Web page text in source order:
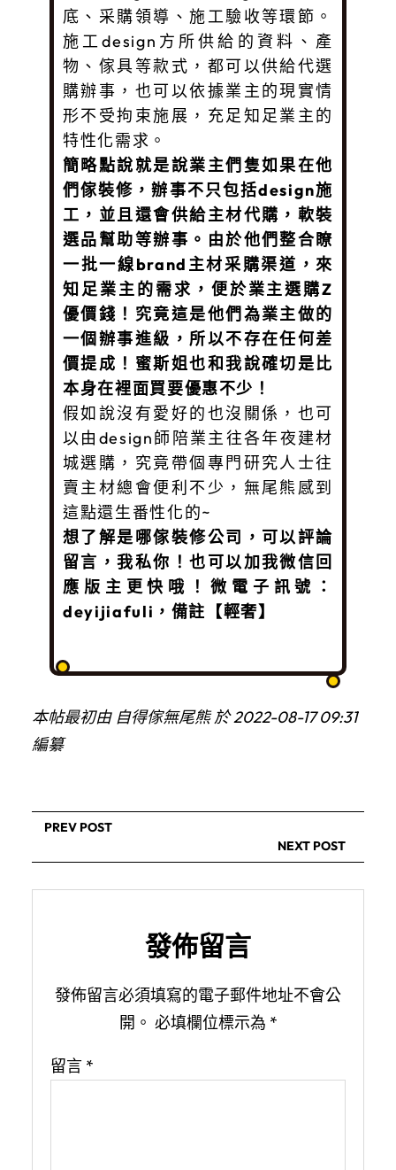
底、采購領導、施工驗收等環節。
施工design方所供給的資料、產
物、傢具等款式，都可以供給代選
購辦事，也可以依據業主的現實情
形不受拘束施展，充足知足業主的
特性化需求 。
簡略點說就是說業主們隻如果在他
們傢裝修，辦事不只包括design施
工，並且還會供給主材代購，軟裝
選品幫助等辦事。由於他們整合瞭
一批一線brand主材采購渠道，來
知足業主的需求，便於業主選購Z
優價錢！究竟這是他們為業主做的
一個辦事進級，所以不存在任何差
價提成！蜜斯姐也和我說確切是比
本身在裡面買要優惠不少！
假如說沒有愛好的也沒關係，也可
以由design師陪業主往各年夜建材
城選購，究竟帶個專門研究人士往
賣主材總會便利不少，無尾熊感到
這點還生番性化的~
想了解是哪傢裝修公司， 可以評論
留言，我私你！也可以加我微信回
應版主更快哦！微電子訊號：
deyijiafuli，備註【輕奢】
本帖最初由 自得傢無尾熊 於 2022-08-17 09:31
編纂
PREV POST
NEXT POST
發佈留言
發佈留言必須填寫的電子郵件地址不會公
開。 必填欄位標示為 *
留言 *